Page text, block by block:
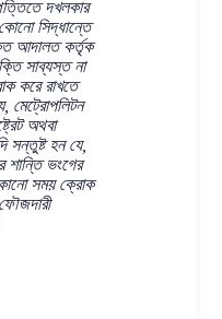
দখলকার
সিদ্ধান্তে
আদালত কর্তৃক
সাব্যস্ত না
করে রাখতে
মেট্রোপলিটন
অথবা
সন্তুষ্ট হন যে,
শান্তি ভংগের
সময় ক্রোক